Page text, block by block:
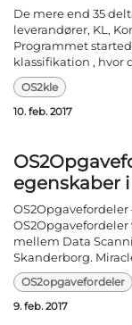
De mere end 35
leverandører, KL,
Programmet
klassifikation , hvor
OS2kle
10. feb. 2017
egenskaber
mellem Data
Skanderborg.
OS2opgavefordeler
9. feb. 2017